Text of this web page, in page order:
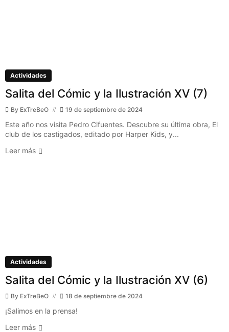
Actividades
Salita del Cómic y la Ilustración XV (7)
By ExTreBeO 19 de septiembre de 2024
Este año nos visita Pedro Cifuentes. Descubre su última obra, El
club de los castigados, editado por Harper Kids, y...
Leer más
Actividades
Salita del Cómic y la Ilustración XV (6)
By ExTreBeO 18 de septiembre de 2024
¡Salimos en la prensa!
Leer más